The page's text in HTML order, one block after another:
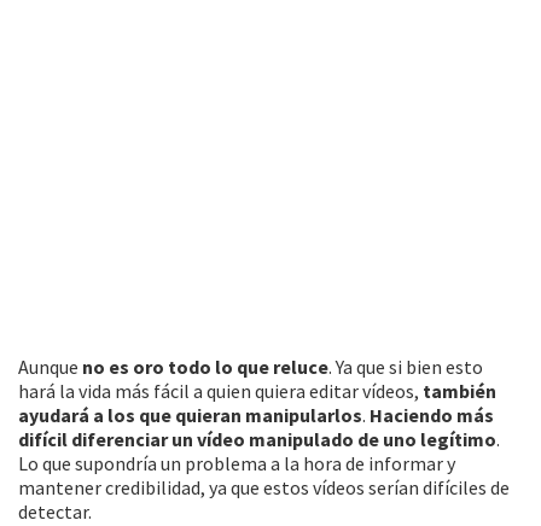
Aunque no es oro todo lo que reluce. Ya que si bien esto
hará la vida más fácil a quien quiera editar vídeos, también
ayudará a los que quieran manipularlos. Haciendo más
difícil diferenciar un vídeo manipulado de uno legítimo.
Lo que supondría un problema a la hora de informar y
mantener credibilidad, ya que estos vídeos serían difíciles de
detectar.